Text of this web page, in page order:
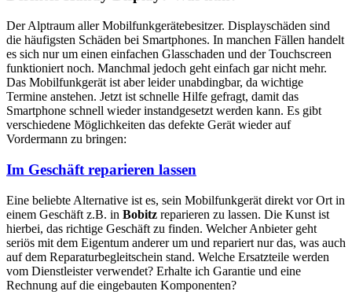
Der Alptraum aller Mobilfunkgerätebesitzer. Displayschäden sind
die häufigsten Schäden bei Smartphones. In manchen Fällen handelt
es sich nur um einen einfachen Glasschaden und der Touchscreen
funktioniert noch. Manchmal jedoch geht einfach gar nicht mehr.
Das Mobilfunkgerät ist aber leider unabdingbar, da wichtige
Termine anstehen. Jetzt ist schnelle Hilfe gefragt, damit das
Smartphone schnell wieder instandgesetzt werden kann. Es gibt
verschiedene Möglichkeiten das defekte Gerät wieder auf
Vordermann zu bringen:
Im Geschäft reparieren lassen
Eine beliebte Alternative ist es, sein Mobilfunkgerät direkt vor Ort in
einem Geschäft z.B. in Bobitz reparieren zu lassen. Die Kunst ist
hierbei, das richtige Geschäft zu finden. Welcher Anbieter geht
seriös mit dem Eigentum anderer um und repariert nur das, was auch
auf dem Reparaturbegleitschein stand. Welche Ersatzteile werden
vom Dienstleister verwendet? Erhalte ich Garantie und eine
Rechnung auf die eingebauten Komponenten?